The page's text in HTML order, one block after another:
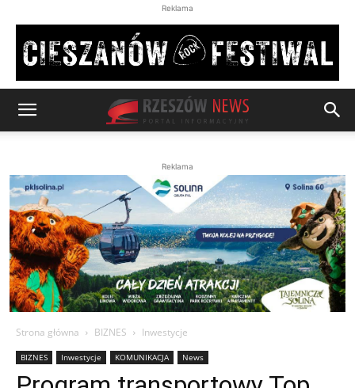
Reklama
Reklama
Strona główna BIZNES Inwestycje
BIZNES Inwestycje KOMUNIKACJA News